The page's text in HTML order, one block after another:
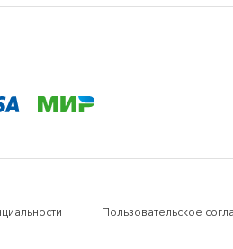
Пользовательское